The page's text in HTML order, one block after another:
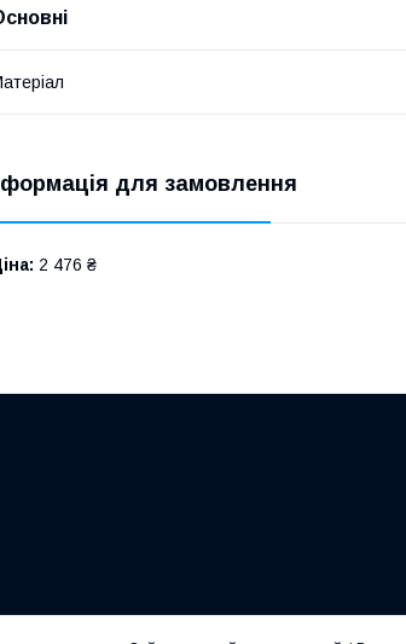
для замовлення
2 476 ₴